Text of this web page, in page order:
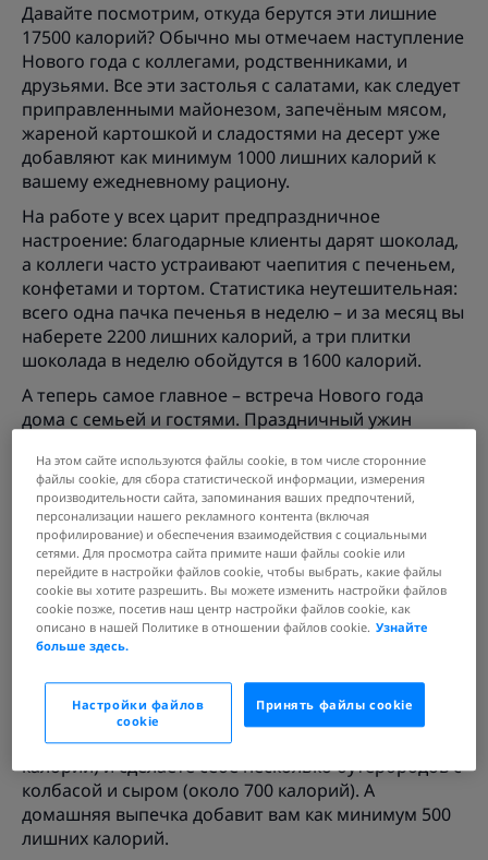
Давайте посмотрим, откуда берутся эти лишние
17500 калорий? Обычно мы отмечаем наступление
Нового года с коллегами, родственниками, и
друзьями. Все эти застолья с салатами, как следует
приправленными майонезом, запечёным мясом,
жареной картошкой и сладостями на десерт уже
добавляют как минимум 1000 лишних калорий к
вашему ежедневному рациону.
На работе у всех царит предпраздничное
настроение: благодарные клиенты дарят шоколад,
а коллеги часто устраивают чаепития с печеньем,
конфетами и тортом. Статистика неутешительная:
всего одна пачка печенья в неделю – и за месяц вы
наберете 2200 лишних калорий, а три плитки
шоколада в неделю обойдутся в 1600 калорий.
А теперь самое главное – встреча Нового года
дома с семьей и гостями. Праздничный ужин
Многие люди делают этот пир самым важным
событием дня и начинают переедать с самого
утра. В итоге общее количество употребленных
калорий переваливает за 5000. При этом
организму среднестатистического человека
необходимо всего 2000-2500 ккал в день. Вот так,
постепенно, мы набираем один лишний
килограмм в начале января.
наверняка после застолья осталось много еды, а
сладкие подарки ждут своего часа. За несколько
дней вы съедите немного шоколада (около 1000
калорий) и сделаете себе несколько бутербродов с
колбасой и сыром (около 700 калорий). А
домашняя выпечка добавит вам как минимум 500
лишних калорий.
На этом сайте используются файлы cookie, в том числе сторонние
файлы cookie, для сбора статистической информации, измерения
производительности сайта, запоминания ваших предпочтений,
персонализации нашего рекламного контента (включая
профилирование) и обеспечения взаимодействия с социальными
сетями. Для просмотра сайта примите наши файлы cookie или
перейдите в настройки файлов cookie, чтобы выбрать, какие файлы
cookie вы хотите разрешить. Вы можете изменить настройки файлов
cookie позже, посетив наш центр настройки файлов cookie, как
описано в нашей Политике в отношении файлов cookie. Узнайте
больше здесь.
Принять файлы cookie
Настройки файлов
cookie